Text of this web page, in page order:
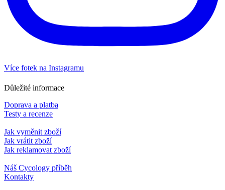
Více fotek na Instagramu
Důležité informace
Doprava a platba
Testy a recenze
Jak vyměnit zboží
Jak vrátit zboží
Jak reklamovat zboží
Náš Cycology příběh
Kontakty